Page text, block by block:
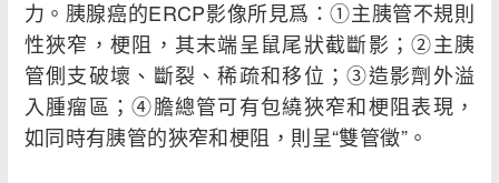
力。胰腺癌的ERCP影像所見爲：①主胰管不規則
性狹窄，梗阻，其末端呈鼠尾狀截斷影；②主胰
管側支破壞、斷裂、稀疏和移位；③造影劑外溢
入腫瘤區；④膽總管可有包繞狹窄和梗阻表現，
如同時有胰管的狹窄和梗阻，則呈“雙管徵”。